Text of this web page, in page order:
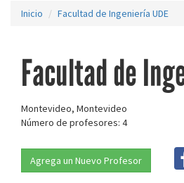
Inicio Facultad de Ingeniería UDE
Facultad de
Montevideo, Montevideo
Número de profesores: 4
Agrega un Nuevo Profesor